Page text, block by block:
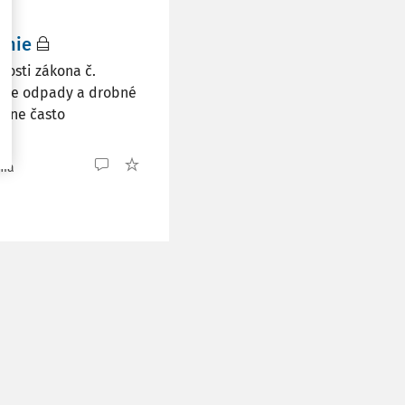
zákona č.
odpady a drobné
často